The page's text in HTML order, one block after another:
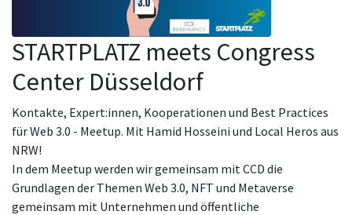
STARTPLATZ meets Congress
Center Düsseldorf
Kontakte, Expert:innen, Kooperationen und Best Practices
für Web 3.0 - Meetup. Mit Hamid Hosseini und Local Heros aus
NRW!
In dem Meetup werden wir gemeinsam mit CCD die
Grundlagen der Themen Web 3.0, NFT und Metaverse
gemeinsam mit Unternehmen und öffentliche